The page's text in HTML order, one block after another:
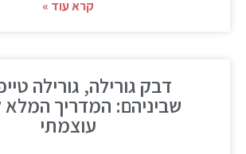
קרא עוד »
דבק גורילה, גורילה
שביניהם: המדריך המלא
עוצמתי